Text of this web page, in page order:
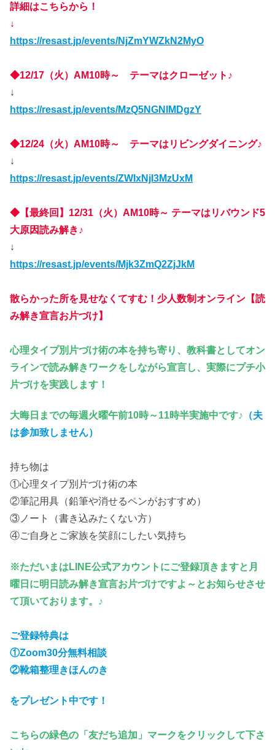
詳細はこちらから！
↓
https://resast.jp/events/NjZmYWZkN2MyO
◆12/17（火）AM10時～ テーマはクローゼット♪
↓
https://resast.jp/events/MzQ5NGNlMDgzY
◆12/24（火）AM10時～ テーマはリビングダイニング♪
↓
https://resast.jp/events/ZWIxNjI3MzUxM
◆【最終回】12/31（火） AM10時～ テーマはリバウンド5
大原因読み解き♪
↓
https://resast.jp/events/Mjk3ZmQ2ZjJkM
散らかった所を見せなくてすむ！少人数制オンライン【読
み解き宣言お片づけ】
心理タイプ別片づけ術の本を持ち寄り、教科書としてオン
ラインで読み解きワークをしながら宣言し、実際にプチ小
片づけを実践します！
大晦日までの毎週火曜午前10時～11時半実施中です♪ （夫
は参加致しません）
持ち物は
①心理タイプ別片づけ術の本
②筆記用具（鉛筆や消せるペンがおすすめ）
③ノート（書き込みたくない方）
④ご自身とご家族を笑顔にしたい気持ち
※ただいまはLINE公式アカウントにご登録頂きますと月
曜日に明日読み解き宣言お片づけですよ～とお知らせさせ
て頂いております。♪
ご登録特典は
①Zoom30分無料相談
②靴箱整理きほんのき
をプレゼント中です！
こちらの緑色の「友だち追加」マークをクリックして下さ